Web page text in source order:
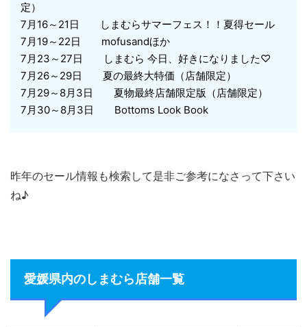
定）
7月16～21日 しまむらサマーフェス！！夏得セール
7月19～22日 mofusandほか
7月23～27日 しまむら 今日、好きになりました♡
7月26～29日 夏の最終大特価（店舗限定）
7月29～8月3日 夏物最終店舗限定版（店舗限定）
7月30～8月3日 Bottoms Look Book
昨年のセール情報も検索して是非ご参考になさって下さい
ね♪
愛媛県内のしまむら店舗一覧